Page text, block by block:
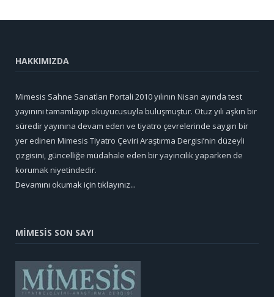
HAKKIMIZDA
Mimesis Sahne Sanatları Portali 2010 yılının Nisan ayında test
yayınını tamamlayıp okuyucusuyla buluşmuştur. Otuz yılı aşkın bir
süredir yayınına devam eden ve tiyatro çevrelerinde saygın bir
yer edinen Mimesis Tiyatro Çeviri Araştırma Dergisi’nin düzeyli
çizgisini, güncelliğe müdahale eden bir yayıncılık yaparken de
korumak niyetindedir.
Devamını okumak için tıklayınız...
MİMESİS SON SAYI